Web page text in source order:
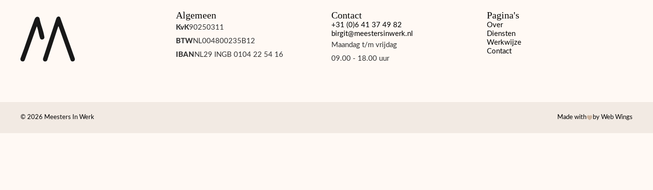
Algemeen
KvK90250311
BTWNL004800235B12
IBAN NL29 INGB 0104 22 54 16
Contact
+31 (0)6 41 37 49 82
birgit@meestersinwerk.nl
Maandag t/m vrijdag
09.00 - 18.00 uur
Pagina's
Over
Diensten
Werkwijze
Contact
© 2026 Meesters In Werk Made with by Web Wings